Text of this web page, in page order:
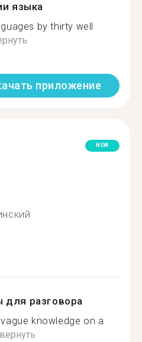
языка
by thirty well
приложение
NEW
разговора
knowledge on a